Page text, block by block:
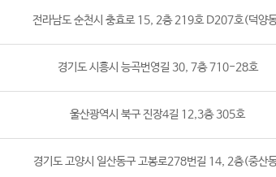
전라남도 순천시 충효로 15, 2층 219호 D207호(덕양
경기도 시흥시 능곡번영길 30, 7층 710-28호
울산광역시 북구 진장4길 12,3층 305호
경기도 고양시 일산동구 고봉로278번길 14, 2층(중산